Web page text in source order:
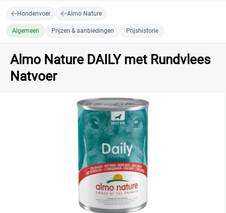
Hondenvoer Almo Nature
Algemeen Prijzen & aanbiedingen Prijshistorie
Almo Nature DAILY met Rundvlees
Natvoer